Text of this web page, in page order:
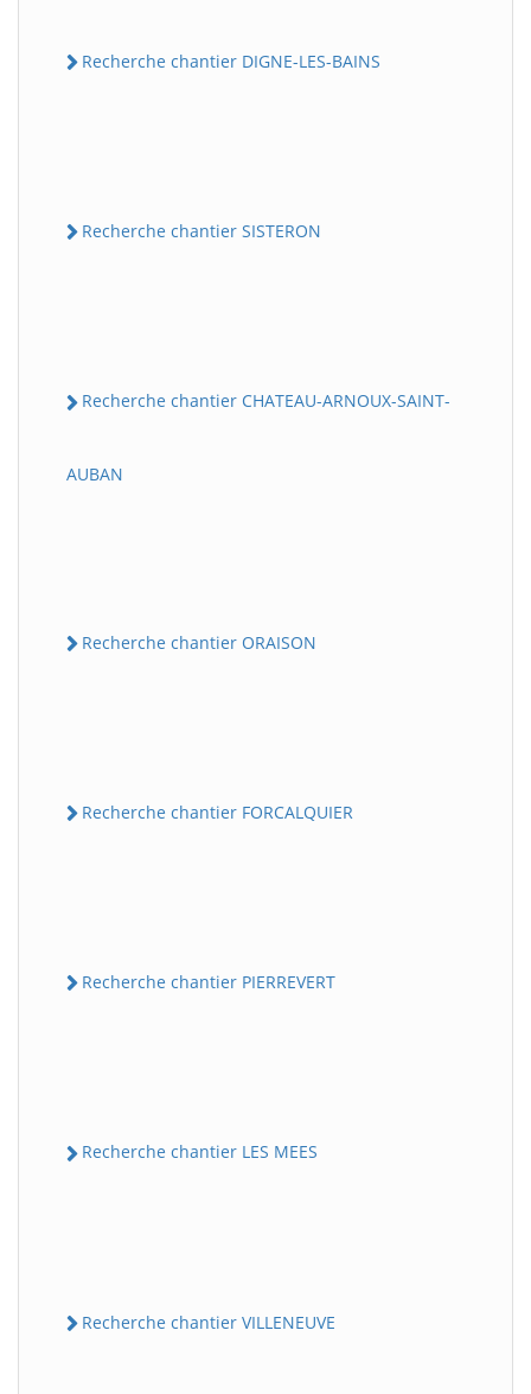
Recherche chantier DIGNE-LES-BAINS
Recherche chantier SISTERON
Recherche chantier CHATEAU-ARNOUX-SAINT-
AUBAN
Recherche chantier ORAISON
Recherche chantier FORCALQUIER
Recherche chantier PIERREVERT
Recherche chantier LES MEES
Recherche chantier VILLENEUVE